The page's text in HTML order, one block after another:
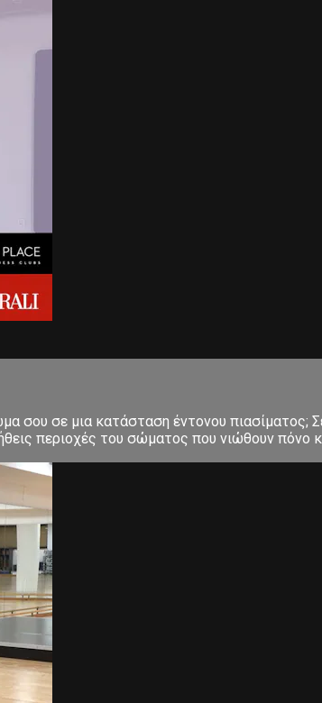
σου σε μια κατάσταση έντονου πιασίματος;
περιοχές του σώματος που νιώθουν πόνο